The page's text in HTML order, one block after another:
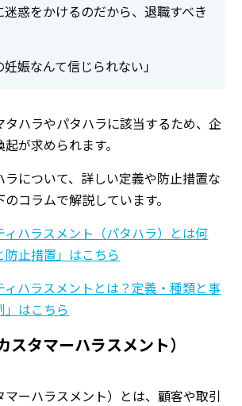
迷惑をかけるのだから、退職すべき
妊娠なんて信じられない」
タハラやパタハラに該当するため、企
が求められます。
ラについて、詳しい定義や防止措置な
コラムで解説しています。
ィハラスメント（パタハラ）とは何
止措置」はこちら
ィハラスメントとは？定義・種類と事
」はこちら
スタマーハラスメント）
マーハラスメント）とは、顧客や取引